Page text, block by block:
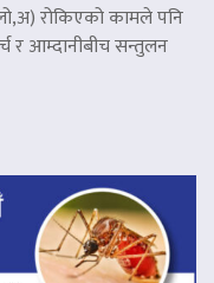
रोकिएको कामले पनि
र आम्दानीबीच सन्तुलन